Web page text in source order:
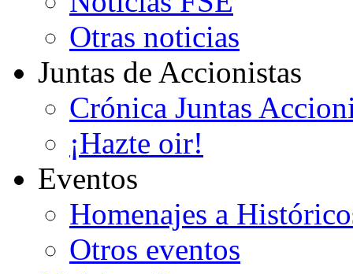
Otras noticias
Juntas de Accionistas
Crónica Juntas
¡Hazte oir!
Eventos
Homenajes a
Otros eventos